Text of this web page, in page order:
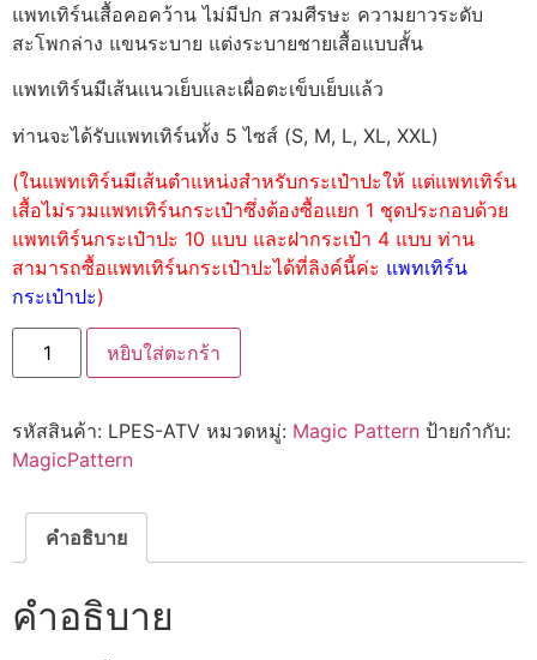
แพทเทิร์นเสื้อคอคว้าน ไม่มีปก สวมศีรษะ ความยาวระดับ
สะโพกล่าง แขนระบาย แต่งระบายชายเสื้อแบบสั้น
แพทเทิร์นมีเส้นแนวเย็บและเผื่อตะเข็บเย็บแล้ว
ท่านจะได้รับแพทเทิร์นทั้ง 5 ไซส์ (S, M, L, XL, XXL)
(ในแพทเทิร์นมีเส้นตำแหน่งสำหรับกระเป๋าปะให้ แต่แพทเทิร์น
เสื้อไม่รวมแพทเทิร์นกระเป๋าซึ่งต้องซื้อแยก 1 ชุดประกอบด้วย
แพทเทิร์นกระเป๋าปะ 10 แบบ และฝากระเป๋า 4 แบบ ท่าน
สามารถซื้อแพทเทิร์นกระเป๋าปะได้ที่ลิงค์นี้ค่ะ แพทเทิร์น
กระเป๋าปะ)
หยิบใส่ตะกร้า
รหัสสินค้า: LPES-ATV หมวดหมู่: Magic Pattern ป้ายกำกับ:
MagicPattern
คำอธิบาย
คำอธิบาย